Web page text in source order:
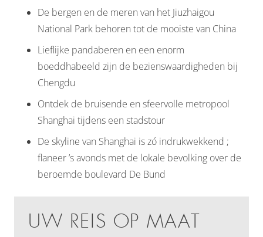
De bergen en de meren van het Jiuzhaigou
National Park behoren tot de mooiste van China
Lieflijke pandaberen en een enorm
boeddhabeeld zijn de bezienswaardigheden bij
Chengdu
Ontdek de bruisende en sfeervolle metropool
Shanghai tijdens een stadstour
De skyline van Shanghai is zó indrukwekkend ;
flaneer ’s avonds met de lokale bevolking over de
beroemde boulevard De Bund
UW REIS OP MAAT